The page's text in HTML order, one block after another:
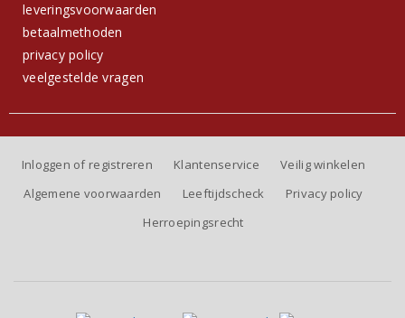
leveringsvoorwaarden
betaalmethoden
privacy policy
veelgestelde vragen
Inloggen of registreren Klantenservice
Veilig winkelen
Algemene voorwaarden
Leeftijdscheck
Privacy policy
Herroepingsrecht